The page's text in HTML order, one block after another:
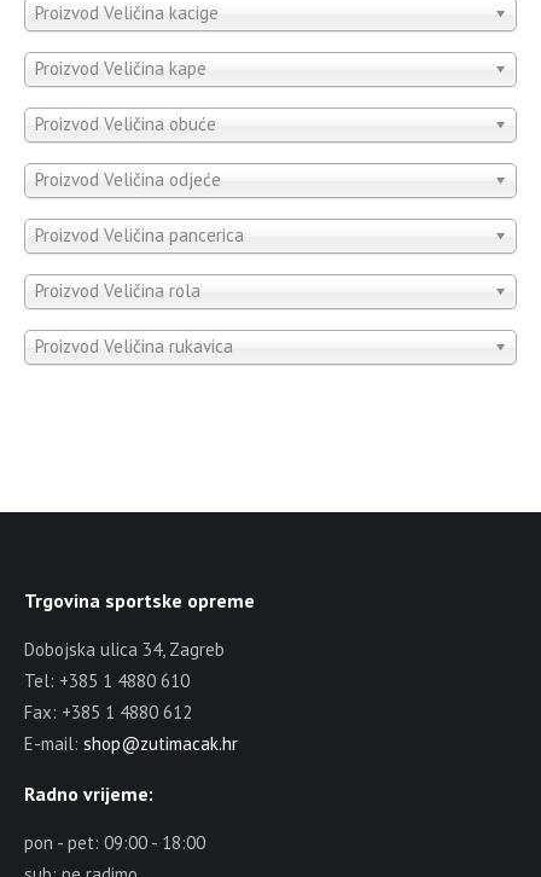
Proizvod Veličina kacige
Proizvod Veličina kape
Proizvod Veličina obuće
Proizvod Veličina odjeće
Proizvod Veličina pancerica
Proizvod Veličina rola
Proizvod Veličina rukavica
Trgovina sportske opreme
Dobojska ulica 34, Zagreb
Tel: +385 1 4880 610
Fax: +385 1 4880 612
E-mail: shop@zutimacak.hr
Radno vrijeme:
pon - pet: 09:00 - 18:00